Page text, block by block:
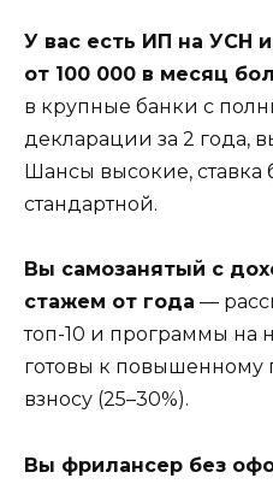
У вас есть ИП на УСН
от 100 000 в месяц
в крупные банки с
декларации за 2 года,
Шансы высокие, ставка
стандартной.
Вы самозанятый с
стажем от года —
топ-10 и программы на
готовы к повышенному
взносу (25–30%).
Вы фрилансер без